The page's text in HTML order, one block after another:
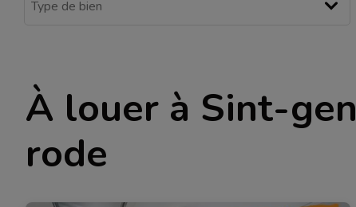
À louer à Sint-
rode